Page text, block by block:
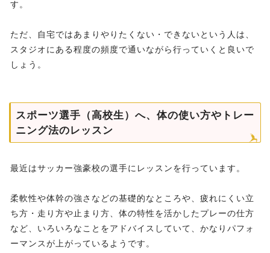
す。
ただ、自宅ではあまりやりたくない・できないという人は、
スタジオにある程度の頻度で通いながら行っていくと良いで
しょう。
スポーツ選手（高校生）へ、体の使い方やトレー
ニング法のレッスン
最近はサッカー強豪校の選手にレッスンを行っています。
柔軟性や体幹の強さなどの基礎的なところや、疲れにくい立
ち方・走り方や止まり方、体の特性を活かしたプレーの仕方
など、いろいろなことをアドバイスしていて、かなりパフォ
ーマンスが上がっているようです。